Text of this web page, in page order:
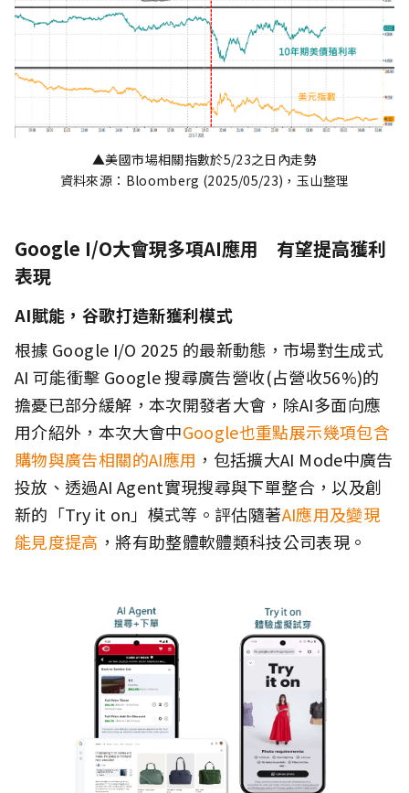
▲美國市場相關指數於5/23之日內走勢
資料來源：Bloomberg (2025/05/23)，玉山整理
Google I/O大會現多項AI應用 有望提高獲利
表現
AI賦能，谷歌打造新獲利模式
根據 Google I/O 2025 的最新動態，市場對生成式
AI 可能衝擊 Google 搜尋廣告營收(占營收56%)的
擔憂已部分緩解，本次開發者大會，除AI多面向應
用介紹外，本次大會中Google也重點展示幾項包含
購物與廣告相關的AI應用 ，包括擴大AI Mode中廣告
投放、透過AI Agent實現搜尋與下單整合，以及創
新的「Try it on」模式等。評估隨著AI應用及變現
能見度提高 ，將有助整體軟體類科技公司表現。